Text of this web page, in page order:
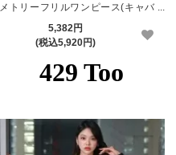
メトリーフリルワンピース(キャバド
レス・CABARETDRESS)
5,382円
(税込5,920円)